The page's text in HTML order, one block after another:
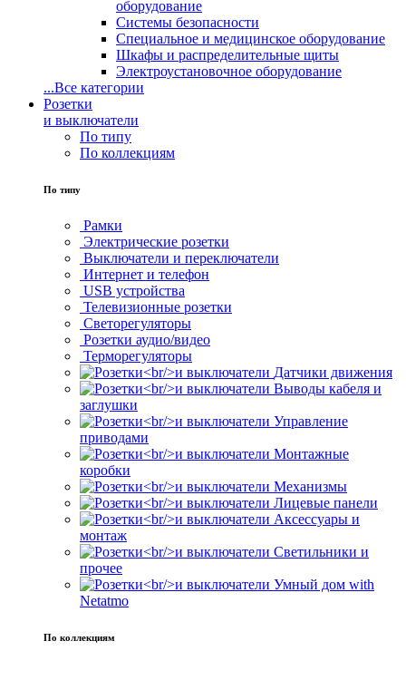
оборудование
Системы безопасности
Специальное и медицинское оборудование
Шкафы и распределительные щиты
Электроустановочное оборудование
...Все категории
Розетки
и выключатели
По типу
По коллекциям
По типу
Рамки
Электрические розетки
Выключатели и переключатели
Интернет и телефон
USB устройства
Телевизионные розетки
Светорегуляторы
Розетки аудио/видео
Терморегуляторы
Датчики движения
Выводы кабеля и
заглушки
Управление
приводами
Монтажные
коробки
Механизмы
Лицевые панели
Аксессуары и
монтаж
Светильники и
прочее
Умный дом with
Netatmo
По коллекциям